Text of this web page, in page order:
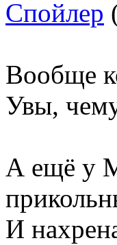
Спойлер
Вообще
Увы,
А ещё у
И